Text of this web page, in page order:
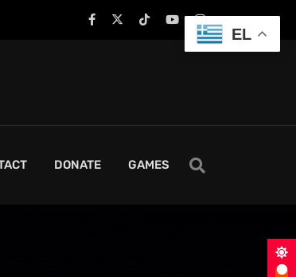
DONATE GAMES
EL